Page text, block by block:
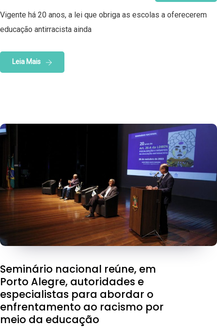
Vigente há 20 anos, a lei que obriga as escolas a oferecerem
educação antirracista ainda
Leia Mais
Seminário nacional reúne, em
Porto Alegre, autoridades e
especialistas para abordar o
enfrentamento ao racismo por
meio da educação